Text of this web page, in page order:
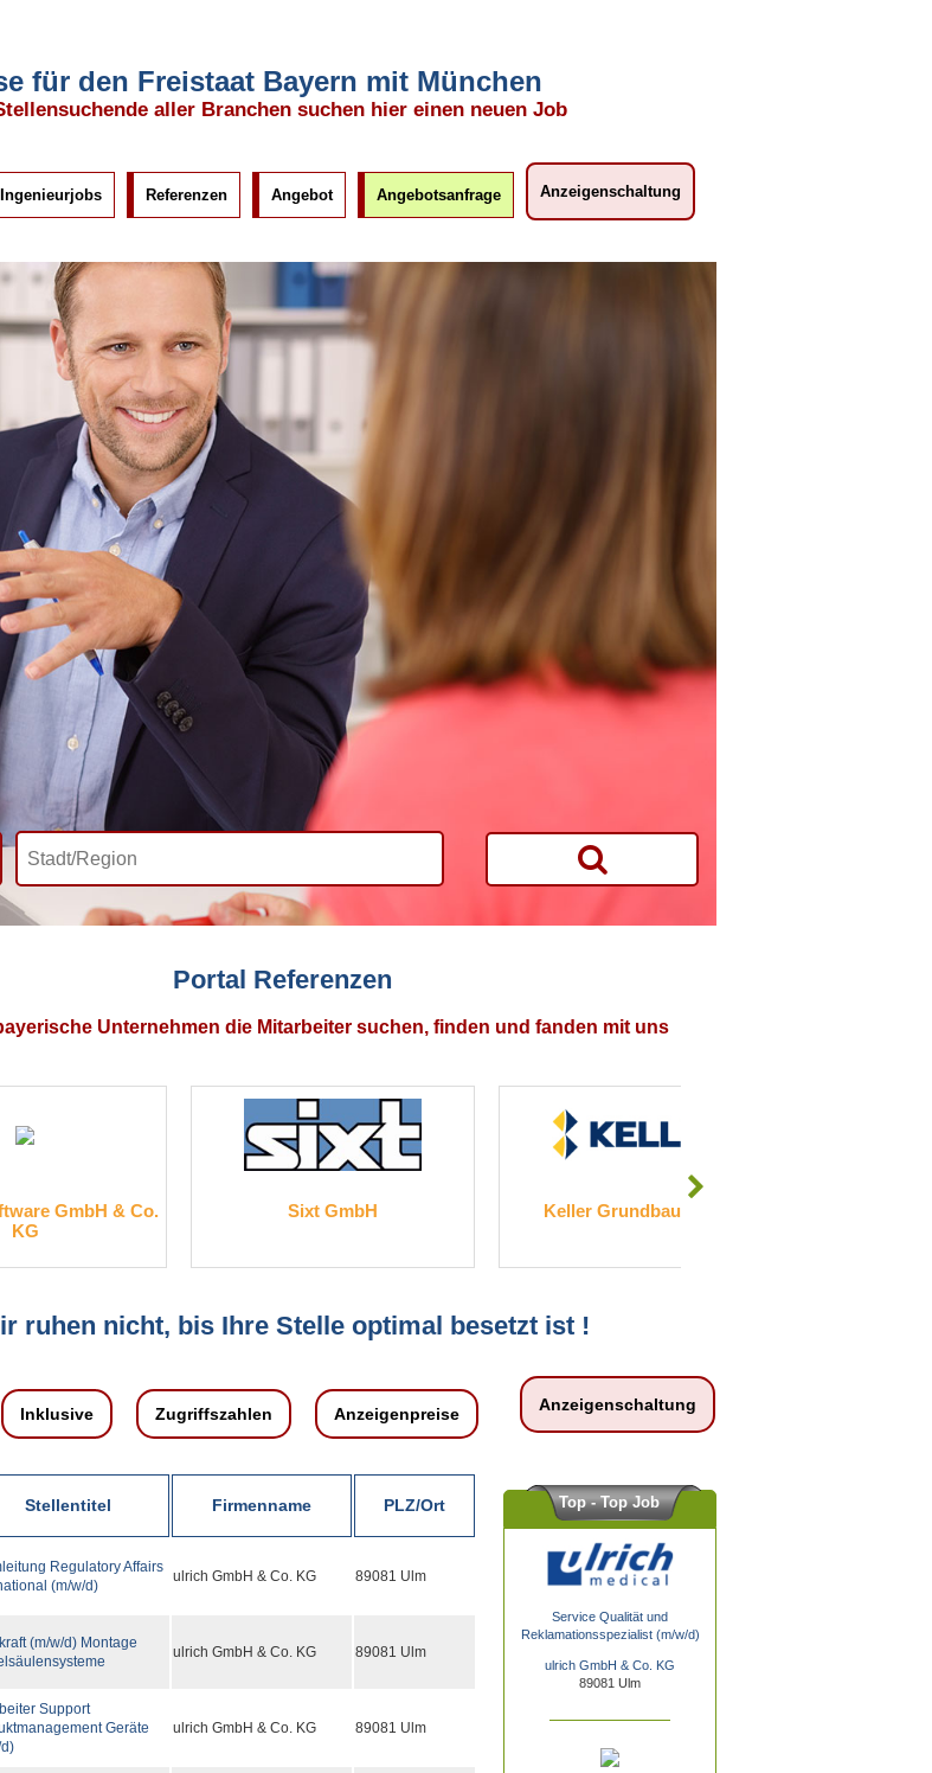
für den Freistaat Bayern mit München
aller Branchen suchen hier einen neuen Job
Ingenieurjobs Referenzen Angebot Angebotsanfrage Anzeigenschaltung
Portal Referenzen
Unternehmen die Mitarbeiter suchen, finden und fanden mit uns
GmbH & Co.
KG
Sixt GmbH Keller Grundbau GmbH
ruhen nicht, bis Ihre Stelle optimal besetzt ist !
Inklusive Zugriffszahlen Anzeigenpreise Anzeigenschaltung
Stellentitel Firmenname PLZ/Ort
Regulatory Affairs
(m/w/d)
ulrich GmbH & Co. KG 89081 Ulm
(m/w/d) Montage
ulrich GmbH & Co. KG 89081 Ulm
Support
Geräte
ulrich GmbH & Co. KG 89081 Ulm
Top - Top Job
Service Qualität und
Reklamationsspezialist (m/w/d)
ulrich GmbH & Co. KG
89081 Ulm